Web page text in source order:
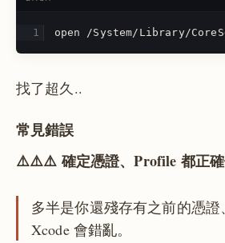
open /System/Library/
找了超久..
常見錯誤
⚠️⚠️⚠️ 確定憑證、Profile 都正確
多半是你還殘存有之前的憑證
Xcode 會錯亂。